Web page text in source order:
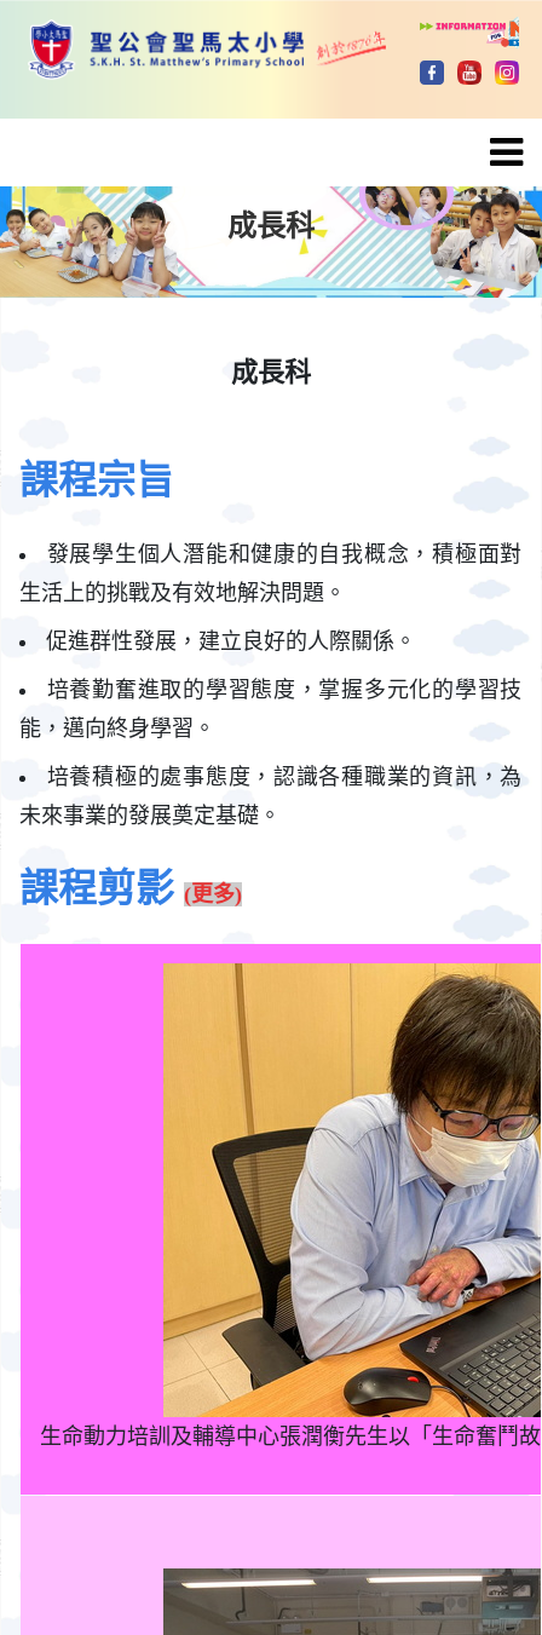
成長科
成長科
成長科
成長科
課程宗旨
發展學生個人潛能和健康的自我概念，積極面對
生活上的挑戰及有效地解決問題。
促進群性發展，建立良好的人際關係。
培養勤奮進取的學習態度，掌握多元化的學習技
能，邁向終身學習。
培養積極的處事態度，認識各種職業的資訊，為
未來事業的發展奠定基礎。
課程剪影 (更多)
生命動力培訓及輔導中心張潤衡先生以「生命奮鬥